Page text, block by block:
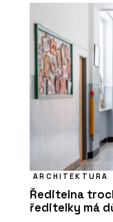
ARCHITEKTURA
Ředitelna
ředitelky má